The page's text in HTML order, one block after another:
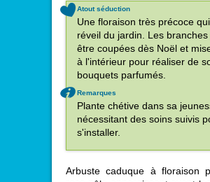
Atout séduction
Une floraison très précoce
réveil du jardin. Les
être coupées dès Noël et
à l'intérieur pour réaliser de
bouquets parfumés.
Remarques
Plante chétive dans sa
nécessitant des soins suivis
s'installer.
Arbuste caduque à floraison